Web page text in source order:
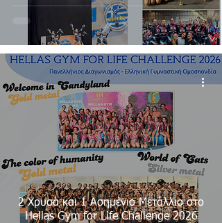
2 Χρυσά και 1 Ασημένιο Μετάλλιο στο
Hellas Gym for Life Challenge 2026